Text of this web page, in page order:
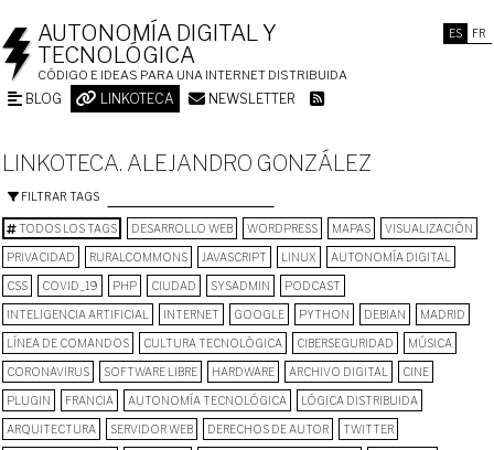
ES FR
AUTONOMÍA DIGITAL Y
TECNOLÓGICA
CÓDIGO E IDEAS PARA UNA INTERNET DISTRIBUIDA
BLOG LINKOTECA NEWSLETTER
LINKOTECA. ALEJANDRO GONZÁLEZ
FILTRAR TAGS
TODOS LOS TAGS DESARROLLO WEB WORDPRESS MAPAS VISUALIZACIÓN
PRIVACIDAD RURALCOMMONS JAVASCRIPT LINUX AUTONOMÍA DIGITAL
CSS COVID_19 PHP CIUDAD SYSADMIN PODCAST
INTELIGENCIA ARTIFICIAL INTERNET GOOGLE PYTHON DEBIAN MADRID
LÍNEA DE COMANDOS CULTURA TECNOLÓGICA CIBERSEGURIDAD MÚSICA
CORONAVIRUS SOFTWARE LIBRE HARDWARE ARCHIVO DIGITAL CINE
PLUGIN FRANCIA AUTONOMÍA TECNOLÓGICA LÓGICA DISTRIBUIDA
ARQUITECTURA SERVIDOR WEB DERECHOS DE AUTOR TWITTER